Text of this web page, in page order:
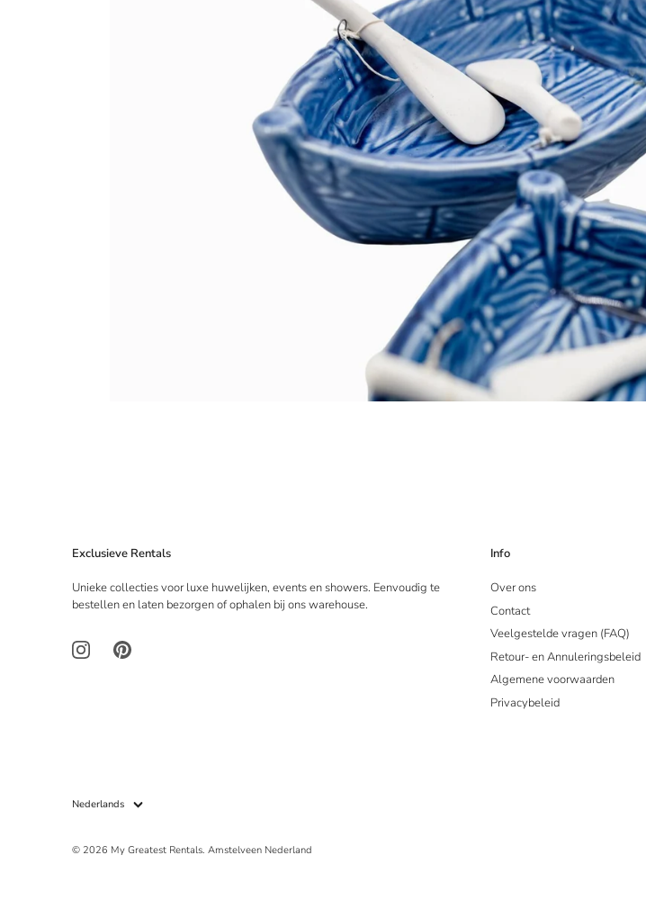
Exclusieve Rentals
Unieke collecties voor luxe huwelijken, events en showers. Eenvoudig te
bestellen en laten bezorgen of ophalen bij ons warehouse.
Info
Over ons
Contact
Veelgestelde vragen (FAQ)
Retour- en Annuleringsbeleid
Algemene voorwaarden
Privacybeleid
Taal
Nederlands
© 2026 My Greatest Rentals. Amstelveen Nederland